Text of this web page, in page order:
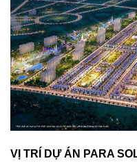
VỊ TRÍ DỰ ÁN PARA